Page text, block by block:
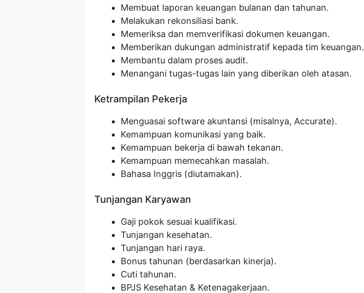
Membuat laporan keuangan bulanan dan tahunan.
Melakukan rekonsiliasi bank.
Memeriksa dan memverifikasi dokumen keuangan.
Memberikan dukungan administratif kepada tim keuangan.
Membantu dalam proses audit.
Menangani tugas-tugas lain yang diberikan oleh atasan.
Ketrampilan Pekerja
Menguasai software akuntansi (misalnya, Accurate).
Kemampuan komunikasi yang baik.
Kemampuan bekerja di bawah tekanan.
Kemampuan memecahkan masalah.
Bahasa Inggris (diutamakan).
Tunjangan Karyawan
Gaji pokok sesuai kualifikasi.
Tunjangan kesehatan.
Tunjangan hari raya.
Bonus tahunan (berdasarkan kinerja).
Cuti tahunan.
BPJS Kesehatan & Ketenagakerjaan.